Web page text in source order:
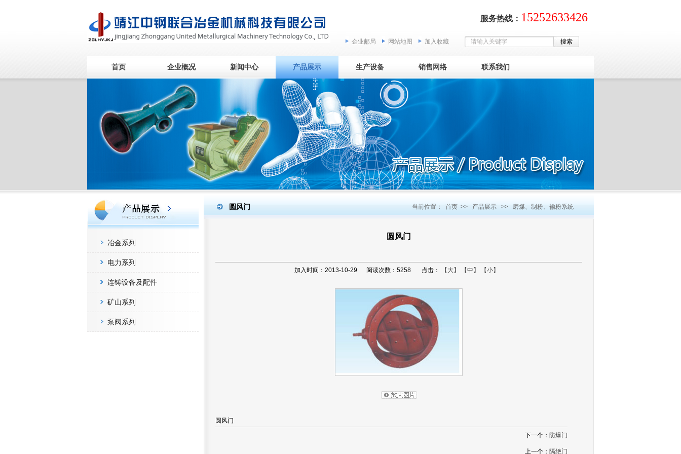
服务热线： 15252633426
企业邮局 网站地图 加入收藏
首页 企业概况 新闻中心 产品展示 生产设备 销售网络 联系我们
冶金系列
电力系列
连铸设备及配件
矿山系列
泵阀系列
圆风门 当前位置： 首页 >> 产品展示 >> 磨煤、制粉、输粉系统
圆风门
加入时间：2013-10-29 阅读次数：5258 点击： 【大】 【中】 【小】
圆风门
下一个： 防爆门
上一个： 隔绝门